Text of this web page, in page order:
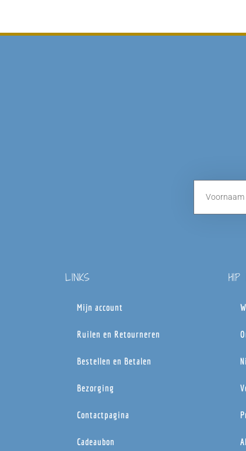
LINKS
Mijn account
Ruilen en Retourneren
Bestellen en Betalen
Bezorging
Contactpagina
Cadeaubon